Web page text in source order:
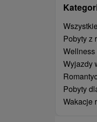
Pobyty z
Wyjazdy
Pobyty
Wakacje